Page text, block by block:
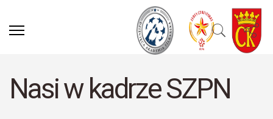
Nasi w kadrze SZPN